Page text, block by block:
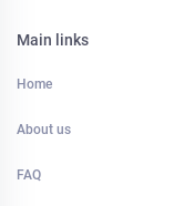
Main links
Home
About us
FAQ